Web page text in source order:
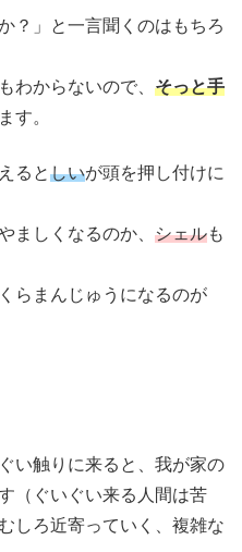
？」と一言聞くのはもちろ
わからないので、 そっと手
す。
るとしいが頭を押し付けに
ましくなるのか、 シェルも
らまんじゅうになるのが
い触りに来ると、我が家の
（ぐいぐい来る人間は苦
しろ近寄っていく、複雑な